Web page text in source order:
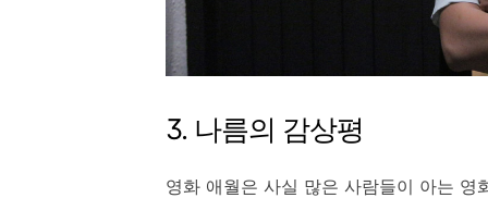
3. 나름의 감상평
영화 애월은 사실 많은 사람들이 아는 영